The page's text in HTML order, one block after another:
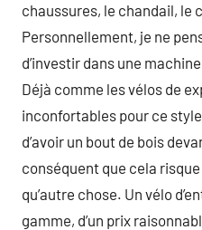
chaussures, le chandail, le
Personnellement, je ne
d’investir dans une
Déjà comme les vélos de
inconfortables pour ce
d’avoir un bout de bois
conséquent que cela
qu’autre chose. Un vélo
gamme, d’un prix